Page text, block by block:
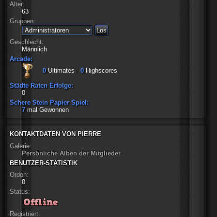
Alter:
63
Gruppen:
Geschlecht:
Männlich
Arcade:
0Ultimates - 0Highscores
Städte Raten Erfolge:
0
Schere Stein Papier Spiel:
7 mal Gewonnen
KONTAKTDATEN VON PIERRE
Galerie:
Persönliche Alben der Mitglieder
BENUTZER-STATISTIK
Orden:
0
Status:
Registriert: